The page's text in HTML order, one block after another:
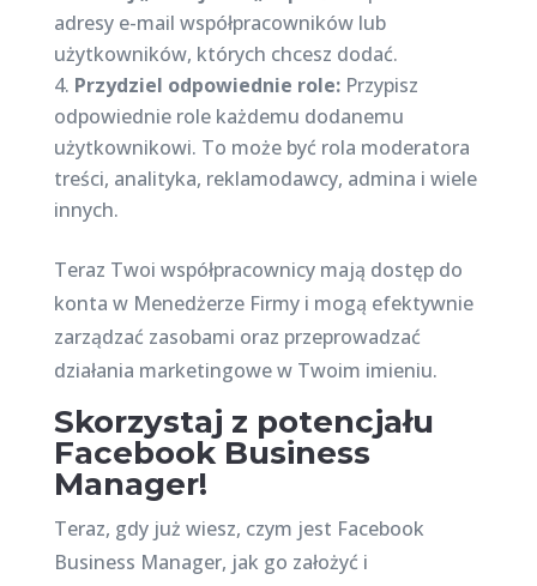
adresy e-mail współpracowników lub
użytkowników, których chcesz dodać.
Przydziel odpowiednie role: Przypisz
odpowiednie role każdemu dodanemu
użytkownikowi. To może być rola moderatora
treści, analityka, reklamodawcy, admina i wiele
innych.
Teraz Twoi współpracownicy mają dostęp do
konta w Menedżerze Firmy i mogą efektywnie
zarządzać zasobami oraz przeprowadzać
działania marketingowe w Twoim imieniu.
Skorzystaj z potencjału
Facebook Business
Manager!
Teraz, gdy już wiesz, czym jest Facebook
Business Manager, jak go założyć i